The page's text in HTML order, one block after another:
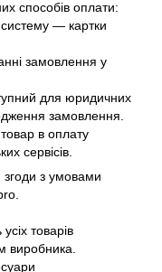
способів оплати:
— картки
замовлення у
для юридичних
замовлення.
в оплату
сервісів.
з умовами
товарів
виробника.